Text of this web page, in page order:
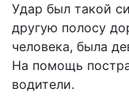
Удар был такой
другую полосу
человека, была
На помощь
водители.